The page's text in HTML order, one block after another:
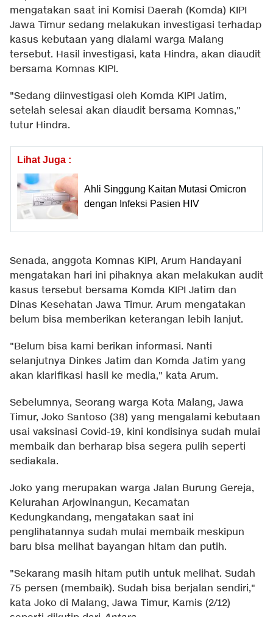
mengatakan saat ini Komisi Daerah (Komda) KIPI
Jawa Timur sedang melakukan investigasi terhadap
kasus kebutaan yang dialami warga Malang
tersebut. Hasil investigasi, kata Hindra, akan diaudit
bersama Komnas KIPI.
"Sedang diinvestigasi oleh Komda KIPI Jatim,
setelah selesai akan diaudit bersama Komnas,"
tutur Hindra.
Lihat Juga :
Ahli Singgung Kaitan Mutasi Omicron
dengan Infeksi Pasien HIV
Senada, anggota Komnas KIPI, Arum Handayani
mengatakan hari ini pihaknya akan melakukan audit
kasus tersebut bersama Komda KIPI Jatim dan
Dinas Kesehatan Jawa Timur. Arum mengatakan
belum bisa memberikan keterangan lebih lanjut.
"Belum bisa kami berikan informasi. Nanti
selanjutnya Dinkes Jatim dan Komda Jatim yang
akan klarifikasi hasil ke media," kata Arum.
Sebelumnya, Seorang warga Kota Malang, Jawa
Timur, Joko Santoso (38) yang mengalami kebutaan
usai vaksinasi Covid-19, kini kondisinya sudah mulai
membaik dan berharap bisa segera pulih seperti
sediakala.
Joko yang merupakan warga Jalan Burung Gereja,
Kelurahan Arjowinangun, Kecamatan
Kedungkandang, mengatakan saat ini
penglihatannya sudah mulai membaik meskipun
baru bisa melihat bayangan hitam dan putih.
"Sekarang masih hitam putih untuk melihat. Sudah
75 persen (membaik). Sudah bisa berjalan sendiri,"
kata Joko di Malang, Jawa Timur, Kamis (2/12)